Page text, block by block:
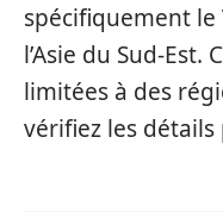
spécifiquement
l’Asie du Sud-
limitées à des
vérifiez les